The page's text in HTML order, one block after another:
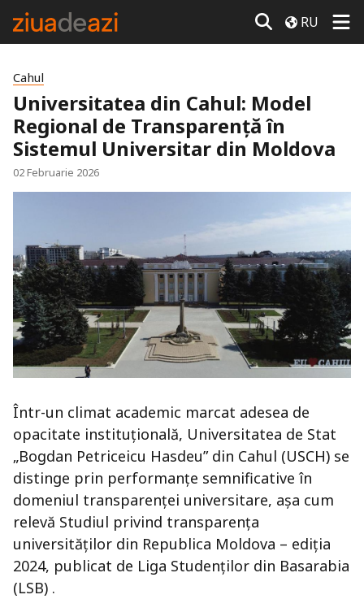
RU
Cahul
Universitatea din Cahul: Model
Regional de Transparență în
Sistemul Universitar din Moldova
02 Februarie 2026
Într-un climat academic marcat adesea de
opacitate instituțională, Universitatea de Stat
„Bogdan Petriceicu Hasdeu” din Cahul (USCH) se
distinge prin performanțe semnificative în
domeniul transparenței universitare, așa cum
relevă Studiul privind transparența
universităților din Republica Moldova – ediția
2024, publicat de Liga Studenților din Basarabia
(LSB) .